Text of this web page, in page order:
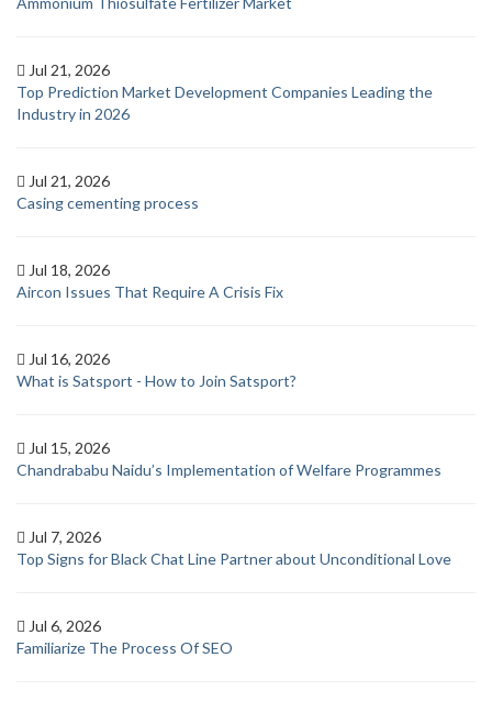
Jul 21, 2026
Top Prediction Market Development Companies Leading the
Industry in 2026
Jul 21, 2026
Casing cementing process
Jul 18, 2026
Aircon Issues That Require A Crisis Fix
Jul 16, 2026
What is Satsport - How to Join Satsport?
Jul 15, 2026
Chandrababu Naidu’s Implementation of Welfare Programmes
Jul 7, 2026
Top Signs for Black Chat Line Partner about Unconditional Love
Jul 6, 2026
Familiarize The Process Of SEO